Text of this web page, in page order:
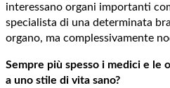
interessano organi importanti
specialista di una determinata
organo, ma complessivamente
Sempre più spesso i medici e le
a uno stile di vita sano?